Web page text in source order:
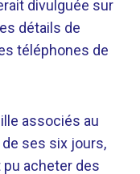
divulguée sur
détails de
téléphones de
associés au
ses six jours,
acheter des